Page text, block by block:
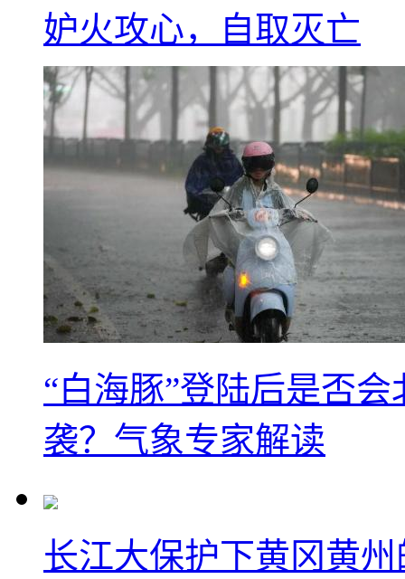
妒火攻心，自取灭亡
“白海豚”登陆后是否
袭？气象专家解读
长江大保护下黄冈黄